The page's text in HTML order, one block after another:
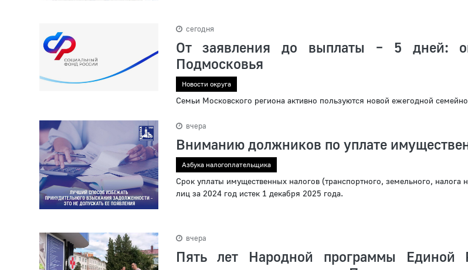
сегодня
От заявления до выплаты – 5 дней:
Подмосковья
Новости округа
Семьи Московского региона активно пользуются новой ежегодной
вчера
Вниманию должников по уплате
Азбука налогоплательщика
Срок уплаты имущественных налогов (транспортного, земельного, налога
лиц за 2024 год истек 1 декабря 2025 года.
вчера
Пять лет Народной программы Единой